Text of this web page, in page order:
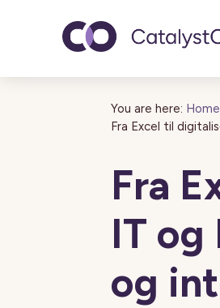
You are here: Home
Fra Excel til
Fra
IT og
og